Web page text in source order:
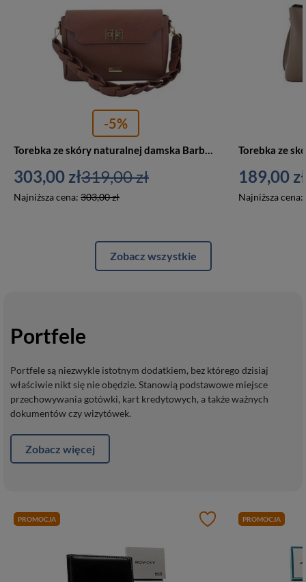
-5%
Torebka ze skóry naturalnej damska Barberini's 981-6 listonoszka mała brązowa
303,00 zł
Najniższa cena: 303,00 zł
319,00 zł 189,00 zł
Najniższa cena:
Zobacz wszystkie
Portfele
Portfele są niezwykle istotnym dodatkiem, bez którego dzisiaj
właściwie nikt się nie obędzie. Stanowią podstawowe miejsce
przechowywania gotówki, kart kredytowych, a także ważnych
dokumentów czy wizytówek.
Zobacz więcej
PROMOCJA PROMOCJA